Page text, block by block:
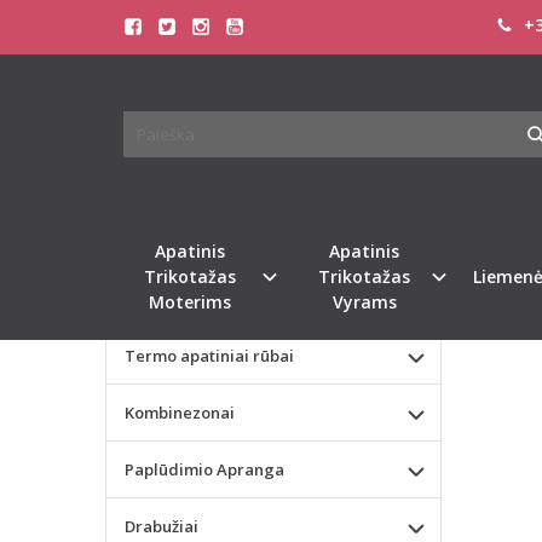
Apatinis
Trikotažas
Moterims
Apatinis
Trikotažas
Vyrams
Valentino dienos dovana
Liemenėlės
Termo apatiniai rūbai
Kombinezonai
Paplūdimio Apranga
Drabužiai